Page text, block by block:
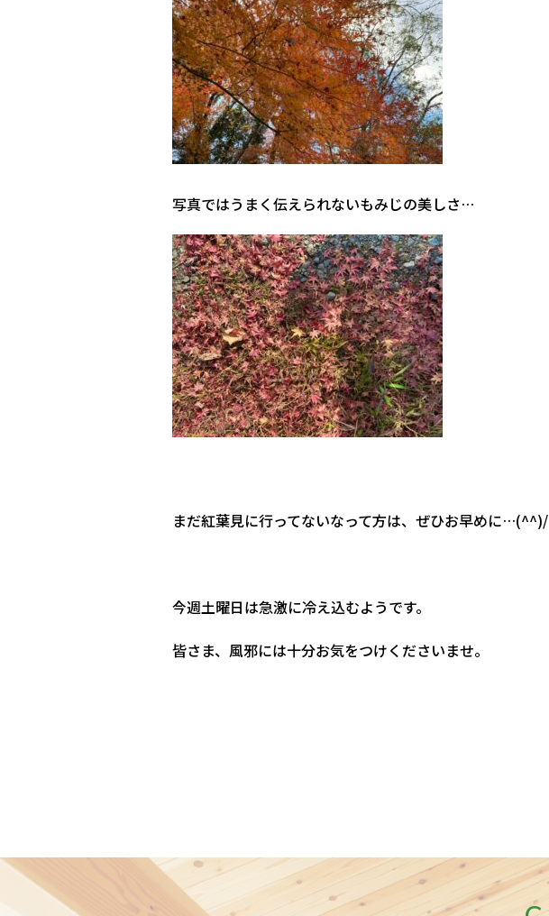
写真ではうまく伝えられないもみじの美しさ…
まだ紅葉見に行ってないなって方は、ぜひお早めに…(^^)/
今週土曜日は急激に冷え込むようです。
皆さま、風邪には十分お気をつけくださいませ。